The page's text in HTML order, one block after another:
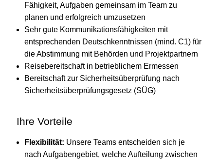
Fähigkeit, Aufgaben gemeinsam im Team zu
planen und erfolgreich umzusetzen
Sehr gute Kommunikationsfähigkeiten mit
entsprechenden Deutschkenntnissen (mind. C1) für
die Abstimmung mit Behörden und Projektpartnern
Reisebereitschaft in betrieblichem Ermessen
Bereitschaft zur Sicherheitsüberprüfung nach
Sicherheitsüberprüfungsgesetz (SÜG)
Ihre Vorteile
Flexibilität: Unsere Teams entscheiden sich je
nach Aufgabengebiet, welche Aufteilung zwischen